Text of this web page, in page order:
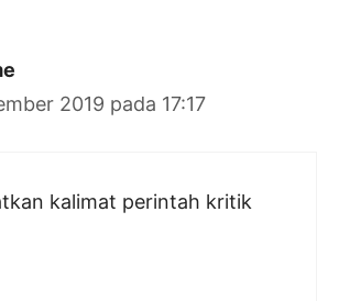
2019 pada 17:17
kalimat perintah kritik